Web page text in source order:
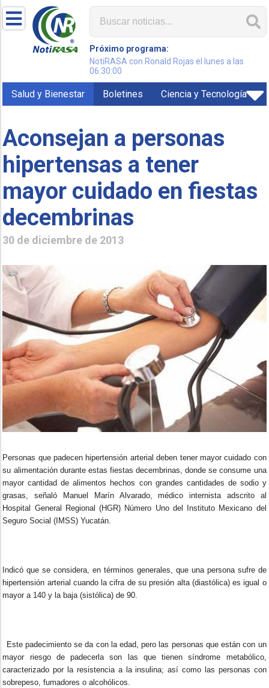
Próximo programa:
NotiRASA con Ronald Rojas el lunes a las
06:30:00
Salud y Bienestar Boletines Ciencia y Tecnología
Aconsejan a personas
hipertensas a tener
mayor cuidado en fiestas
decembrinas
30 de diciembre de 2013
Personas que padecen hipertensión arterial deben tener mayor cuidado con
su alimentación durante estas fiestas decembrinas, donde se consume una
mayor cantidad de alimentos hechos con grandes cantidades de sodio y
grasas, señaló Manuel Marín Alvarado, médico internista adscrito al
Hospital General Regional (HGR) Número Uno del Instituto Mexicano del
Seguro Social (IMSS) Yucatán.
Indicó que se considera, en términos generales, que una persona sufre de
hipertensión arterial cuando la cifra de su presión alta (diastólica) es igual o
mayor a 140 y la baja (sistólica) de 90.
Este padecimiento se da con la edad, pero las personas que están con un
mayor riesgo de padecerla son las que tienen síndrome metabólico,
caracterizado por la resistencia a la insulina; así como las personas con
sobrepeso, fumadores o alcohólicos.